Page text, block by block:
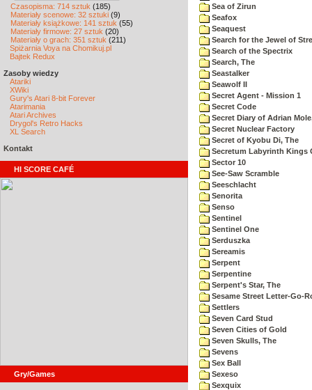
Czasopisma: 714 sztuk (185)
Materiały scenowe: 32 sztuki (9)
Materiały książkowe: 141 sztuk (55)
Materiały firmowe: 27 sztuk (20)
Materiały o grach: 351 sztuk (211)
Spiżarnia Voya na Chomikuj.pl
Bajtek Redux
Zasoby wiedzy
Atariki
XWiki
Gury's Atari 8-bit Forever
Atarimania
Atari Archives
Drygol's Retro Hacks
XL Search
Kontakt
HI SCORE CAFÉ
Gry/Games
Sea of Zirun
Seafox
Seaquest
Search for the Jewel of
Search of the Spectrix
Search, The
Seastalker
Seawolf II
Secret Agent - Mission 1
Secret Code
Secret Diary of Adrian
Secret Nuclear Factory
Secret of Kyobu Di, The
Secretum Labyrinth Kings
Sector 10
See-Saw Scramble
Seeschlacht
Senorita
Senso
Sentinel
Sentinel One
Serduszka
Sereamis
Serpent
Serpentine
Serpent's Star, The
Sesame Street Letter-Go-
Settlers
Seven Card Stud
Seven Cities of Gold
Seven Skulls, The
Sevens
Sex Ball
Sexeso
Sexquix